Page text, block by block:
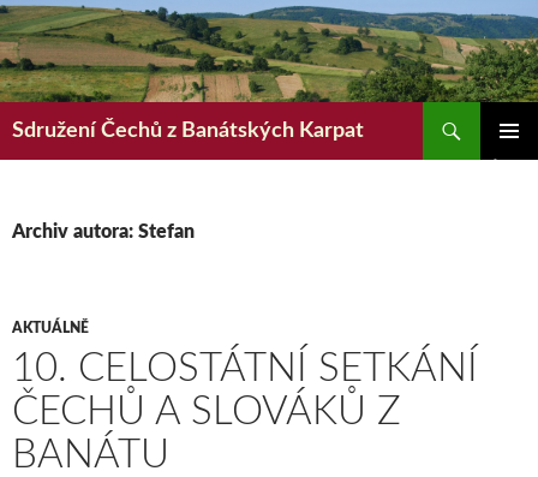
Sdružení Čechů z Banátských Karpat
WEBU
Archiv autora: Stefan
AKTUÁLNĚ
10. CELOSTÁTNÍ SETKÁNÍ
ČECHŮ A SLOVÁKŮ Z
BANÁTU